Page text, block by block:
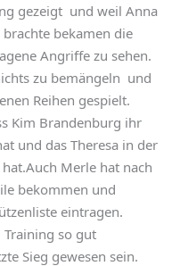
gezeigt und weil Anna
bekamen die
Angriffe zu sehen.
zu bemängeln und
Reihen gespielt.
Kim Brandenburg ihr
und das Theresa in der
Merle hat nach
bekommen und
eintragen.
so gut
Sieg gewesen sein.